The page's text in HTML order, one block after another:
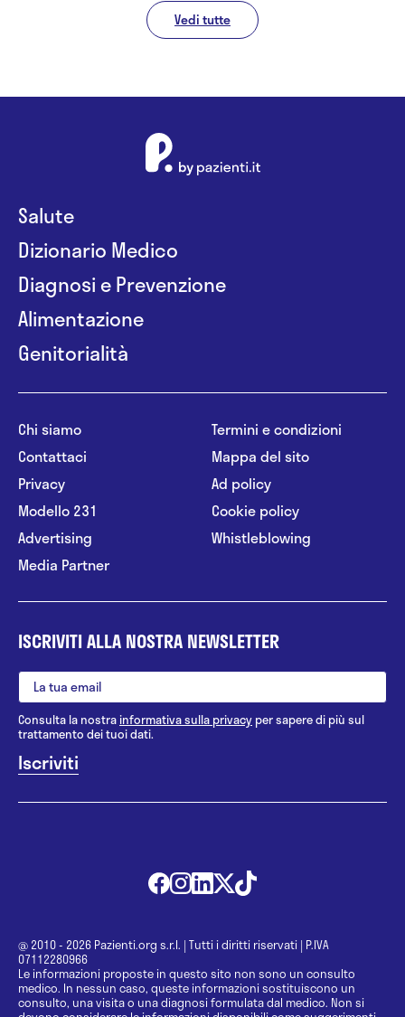
Vedi tutte
Salute
Dizionario Medico
Diagnosi e Prevenzione
Alimentazione
Genitorialità
Chi siamo
Contattaci
Privacy
Modello 231
Advertising
Media Partner
Termini e condizioni
Mappa del sito
Ad policy
Cookie policy
Whistleblowing
ISCRIVITI ALLA NOSTRA NEWSLETTER
Consulta la nostrainformativa sulla privacy per sapere di più sul
trattamento dei tuoi dati.
@ 2010 - 2026 Pazienti.org s.r.l. | Tutti i diritti riservati | P.IVA
07112280966
Le informazioni proposte in questo sito non sono un consulto
medico. In nessun caso, queste informazioni sostituiscono un
consulto, una visita o una diagnosi formulata dal medico. Non si